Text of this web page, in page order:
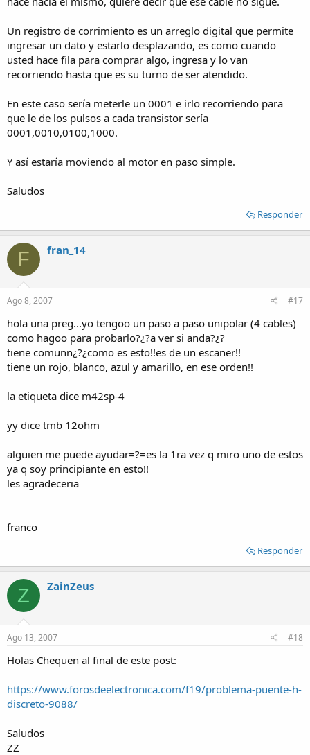
Un registro de corrimiento es un arreglo digital que permite
ingresar un dato y estarlo desplazando, es como cuando
usted hace fila para comprar algo, ingresa y lo van
recorriendo hasta que es su turno de ser atendido.
En este caso sería meterle un 0001 e irlo recorriendo para
que le de los pulsos a cada transistor sería
0001,0010,0100,1000.
Y así estaría moviendo al motor en paso simple.
Saludos
Responder
F fran_14
Ago 8, 2007 #17
hola una preg...yo tengoo un paso a paso unipolar (4 cables)
como hagoo para probarlo?¿?a ver si anda?¿?
tiene comunn¿?¿como es esto!!es de un escaner!!
tiene un rojo, blanco, azul y amarillo, en ese orden!!
la etiqueta dice m42sp-4
yy dice tmb 12ohm
alguien me puede ayudar=?=es la 1ra vez q miro uno de estos
ya q soy principiante en esto!!
les agradeceria
franco
Responder
Z ZainZeus
Ago 13, 2007 #18
Holas Chequen al final de este post:
https://www.forosdeelectronica.com/f19/problema-puente-h-
discreto-9088/
Saludos
ZZ